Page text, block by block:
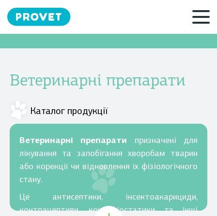
Ветеринарні препарати
Каталог продукції
Ветеринарні препарати призначені для
лікування та запобігання хворобам тварин
або корекції чи відновлення їх фізіологічного
стану.
Це антисептики, інсектоакарициди,
контрацептиви, кокцидіостатики та інші